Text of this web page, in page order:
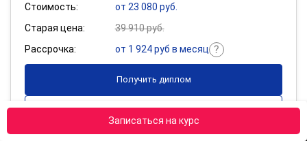
Записаться на курс
Стоимость:
от 23 080 руб.
Старая цена:
39 910 руб.
Рассрочка:
от 1 924 руб в месяц
Получить диплом
Подробнее